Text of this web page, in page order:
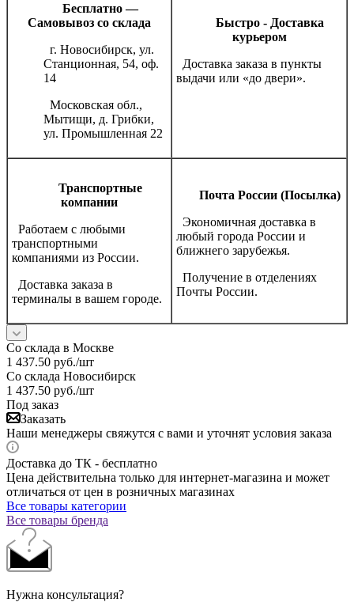
Бесплатно —
Самовывоз со склада
г. Новосибирск, ул.
Станционная, 54, оф.
14
Московская обл.,
Мытищи, д. Грибки,
ул. Промышленная 22
Быстро - Доставка
курьером
Доставка заказа в пункты
выдачи или «до двери».
Транспортные
компании
Работаем с любыми
транспортными
компаниями из России.
Доставка заказа в
терминалы в вашем городе.
Почта России (Посылка)
Экономичная доставка в
любый города России и
ближнего зарубежья.
Получение в отделениях
Почты России.
Со склада в Москве
1 437.50 руб./шт
Со склада Новосибирск
1 437.50 руб./шт
Под заказ
Заказать
Наши менеджеры свяжутся с вами и уточнят условия заказа
Доставка до ТК - бесплатно
Цена действительна только для интернет-магазина и может
отличаться от цен в розничных магазинах
Все товары категории
Все товары бренда
Нужна консультация?